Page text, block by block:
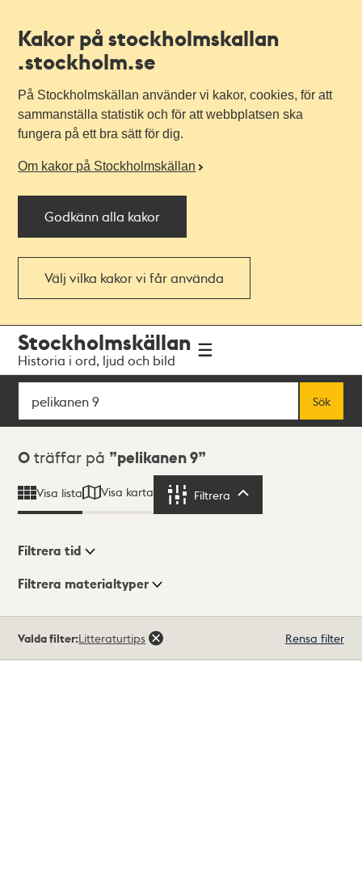
Kakor på stockholmskallan
.stockholm.se
På Stockholmskällan använder vi kakor, cookies, för att
sammanställa statistik och för att webbplatsen ska
fungera på ett bra sätt för dig.
Om kakor på Stockholmskällan
Godkänn alla kakor
Välj vilka kakor vi får använda
navigationen
huvudinnehållet
Stockholmskällan
Historia i ord, ljud och bild
Sök
Sök
Sökresultat
0 träffar på pelikanen 9
Visa lista Visa karta Filtrera
Visningsläge
Filtrera tid
Filtrera materialtyper
träffar
Valda filter:Litteraturtips Rensa filter